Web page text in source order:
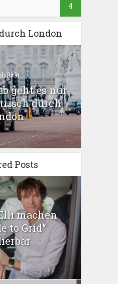
4
London
geht es nur
durch
Posts
machen
to Grid“